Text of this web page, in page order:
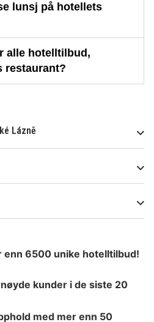
lunsj på hotellets
alle hotelltilbud,
restaurant?
Lázně
enn 6500 unike hotelltilbud!
kunder i de siste 20
med mer enn 50